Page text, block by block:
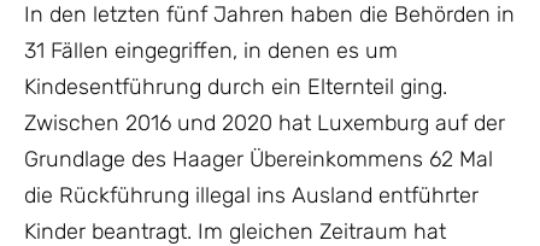
In den letzten fünf Jahren haben die Behörden in
31 Fällen eingegriffen, in denen es um
Kindesentführung durch ein Elternteil ging.
Zwischen 2016 und 2020 hat Luxemburg auf der
Grundlage des Haager Übereinkommens 62 Mal
die Rückführung illegal ins Ausland entführter
Kinder beantragt. Im gleichen Zeitraum hat